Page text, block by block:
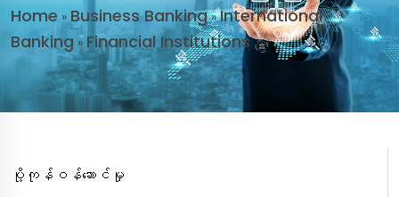
Home »Business Banking»International
Banking » Financial Institutions
ပို့ကုန်ဝန်ဆောင်မှု